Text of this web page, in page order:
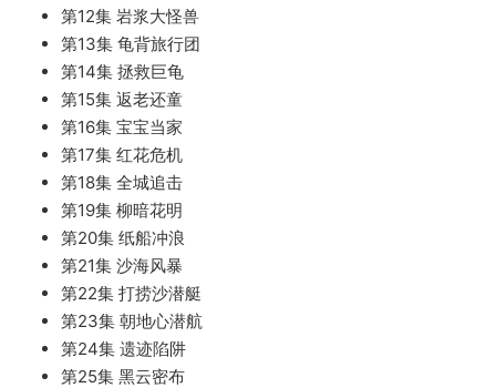
第12集 岩浆大怪兽
第13集 龟背旅行团
第14集 拯救巨龟
第15集 返老还童
第16集 宝宝当家
第17集 红花危机
第18集 全城追击
第19集 柳暗花明
第20集 纸船冲浪
第21集 沙海风暴
第22集 打捞沙潜艇
第23集 朝地心潜航
第24集 遗迹陷阱
第25集 黑云密布